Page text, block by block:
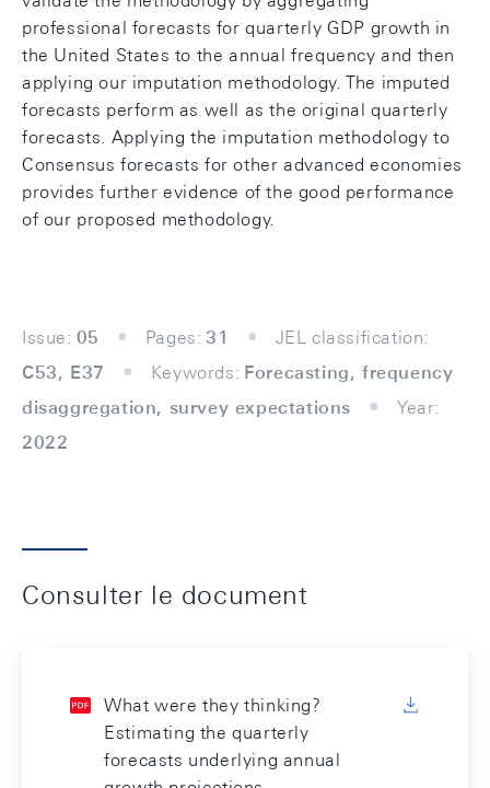
professional forecasts for quarterly GDP growth in
the United States to the annual frequency and then
applying our imputation methodology. The imputed
forecasts perform as well as the original quarterly
forecasts. Applying the imputation methodology to
Consensus forecasts for other advanced economies
provides further evidence of the good performance
of our proposed methodology.
Issue: 05 Pages: 31
JEL classification:
C53, E37
Keywords: Forecasting, frequency
disaggregation, survey expectations
Year:
2022
Consulter le document
What were they thinking?
Estimating the quarterly
forecasts underlying annual